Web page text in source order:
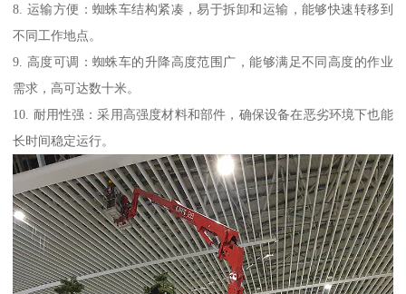
8. 运输方便：蜘蛛车结构紧凑，易于拆卸和运输，能够快速转移到
不同工作地点。
9. 高度可调：蜘蛛车的升降高度范围广，能够满足不同高度的作业
需求，高可达数十米。
10. 耐用性强：采用高强度材料和部件，确保设备在恶劣环境下也能
长时间稳定运行。